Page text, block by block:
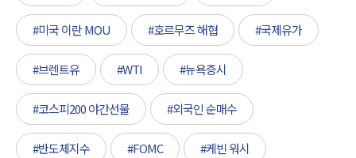
#미국 이란 MOU #호르무즈 해협 #국제유가
#브렌트유 #WTI #뉴욕증시
#코스피200 야간선물 #외국인 순매수
#반도체지수 #FOMC #케빈 워시